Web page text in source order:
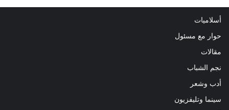
أسلاميات
حوار مع مسئول
مقالات
نجم الشباب
أدب وشعر
سينما وتليفزيون